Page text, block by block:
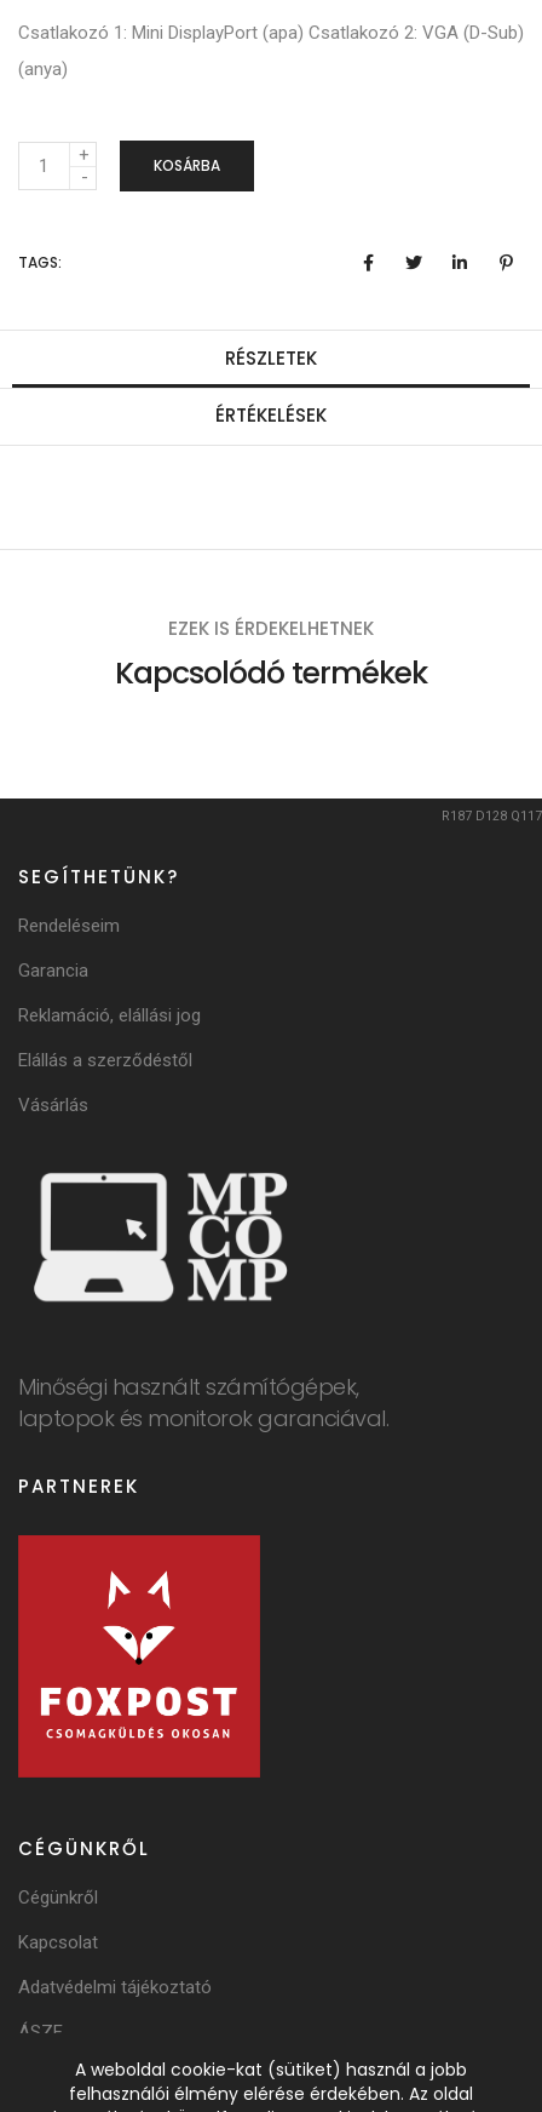
Csatlakozó 1: Mini DisplayPort (apa) Csatlakozó 2: VGA (D-Sub)
(anya)
e
n
g
KOSÁRBA
TAGS:
RÉSZLETEK
ÉRTÉKELÉSEK
EZEK IS ÉRDEKELHETNEK
Kapcsolódó termékek
R187 D128 Q117
Minőségi használt számítógépek,
laptopok és monitorok garanciával.
CÉGÜNKRŐL
Cégünkről
Kapcsolat
Adatvédelmi tájékoztató
ÁSZF
Adattörlési Tájékoztató
SEGÍTHETÜNK?
Rendeléseim
Garancia
Reklamáció, elállási jog
Elállás a szerződéstől
Vásárlás
PARTNEREK
A weboldal cookie-kat (sütiket) használ a jobb
felhasználói élmény elérése érdekében. Az oldal